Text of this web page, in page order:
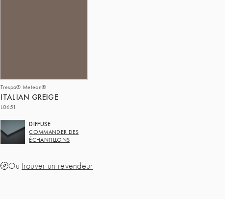
Trespa® Meteon®
ITALIAN GREIGE
L0651
DIFFUSE
COMMANDER DES
ÉCHANTILLONS
Outrouver un revendeur